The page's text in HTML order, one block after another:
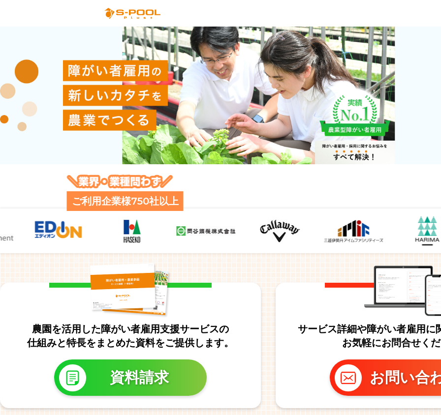
ご利用企業様750社以上
農園を活用した障がい者雇用支援サービスの
仕組みと特長をまとめた資料をご提供します。
資料請求
サービス詳細や障がい者雇用に
お気軽にお問合せくだ
お問い合